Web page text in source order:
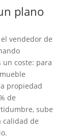
plano
vendedor de
coste: para
propiedad
de
sube
calidad de